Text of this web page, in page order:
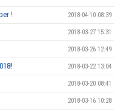
! 2018-04-10 08:39
2018-03-27 15:31
2018-03-26 12:49
2018-03-22 13:04
2018-03-20 08:41
2018-03-16 10:28